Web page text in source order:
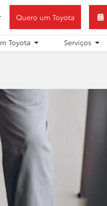
Quero um Toyota
Toyota Serviços